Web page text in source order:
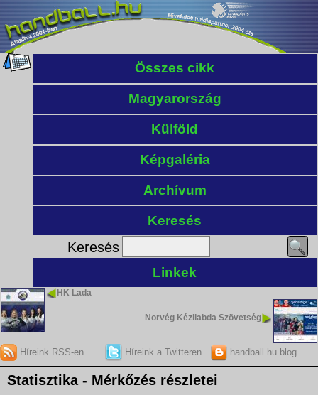
Összes cikk
Magyarország
Külföld
Képgaléria
Archívum
Keresés
Keresés
Linkek
HK Lada
Norvég Kézilabda Szövetség
Híreink RSS-en Híreink a Twitteren handball.hu blog
Statisztika - Mérkőzés részletei